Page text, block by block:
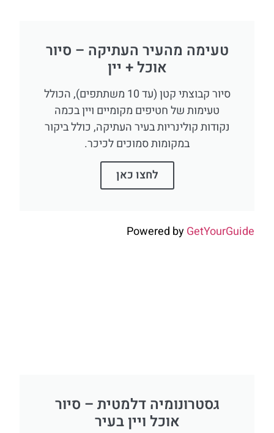
טעימה מהעיר העתיקה – סיור
אוכל + יין
סיור קבוצתי קטן (עד 10 משתתפים), הכולל
טעימות של חטיפים מקומיים ויין בכמה
נקודות קולינריות בעיר העתיקה, כולל ביקור
במקומות סמוכים לכיכר.
לחצו כאן
Powered by
גסטרונומיה דלמטית – סיור
אוכל ויין בעיר